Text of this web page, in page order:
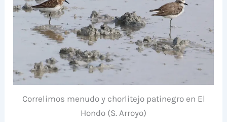
Correlimos menudo y chorlitejo patinegro en El
Hondo (S. Arroyo)